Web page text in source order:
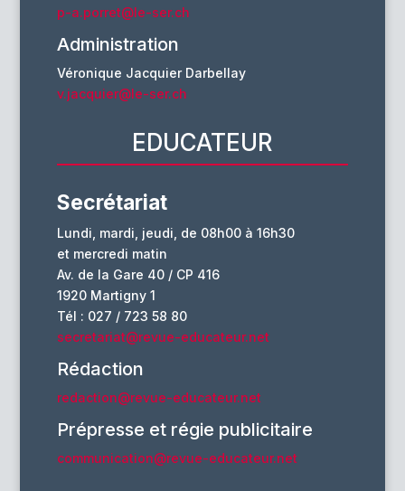
p-a.porret@le-ser.ch
Administration
Véronique Jacquier Darbellay
v.jacquier@le-ser.ch
EDUCATEUR
Secrétariat
Lundi, mardi, jeudi, de 08h00 à 16h30
et mercredi matin
Av. de la Gare 40 / CP 416
1920 Martigny 1
Tél : 027 / 723 58 80
secretariat@revue-educateur.net
Rédaction
redaction@revue-educateur.net
Prépresse et régie publicitaire
communication@revue-educateur.net